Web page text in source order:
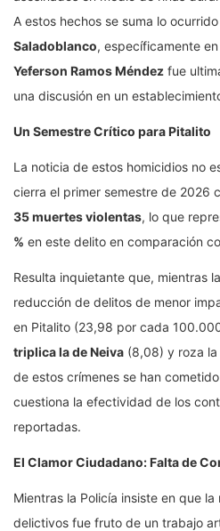
A estos hechos se suma lo
Saladoblanco, específicamente
Yeferson Ramos Méndez fue
una discusión en un
Un Semestre Crítico para Pitalito
La noticia de estos homicidios no
cierra el primer semestre de 2026
35 muertes violentas, lo que
% en este delito en comparación
Resulta inquietante que, mientras
reducción de delitos de menor
en Pitalito (23,98 por cada
triplica la de Neiva (8,08) y roza la
de estos crímenes se han
cuestiona la efectividad de los
reportadas.
El Clamor Ciudadano: Falta de
Mientras la Policía insiste en que
delictivos fue fruto de un trabajo